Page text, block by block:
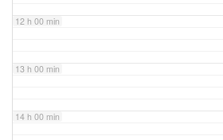
12 h 00 min
13 h 00 min
14 h 00 min